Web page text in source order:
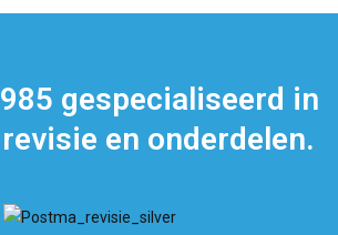
gespecialiseerd in
en onderdelen.